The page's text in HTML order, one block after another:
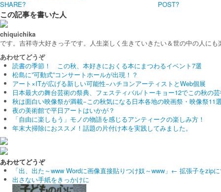
SHARE?
POST?
この記事を書いた人
chiquichika
です。吉祥寺大好きっ子です。人生楽しく生きていきたい＆世の中の人に
あわせてどうぞ
読書の季節！ この秋、本好きにおくる本にまつわるイベント7選
松島に”可動式”コンサートホールが出現！？
アート×ITが広げる新しい可能性−ハチヨンアーティストとWeb個展
日本最大の舞台芸術の祭典、フェスティバル/トーキョー12でこの秋の
秋は面白い映像祭が満載−この秋気になる日本各地の映画祭・映像祭11
夜の美術館で平日アートはいかが？
「自由に楽しもう」モノの物語を感じるアンティークの楽しみ方！
年末大掃除におススメ！話題の片付け本を実践してみました。
あわせてどうぞ
「出、出た～www Wordに画像直接貼りつけ奴～www」← 拡張子をzip
出さない手紙をきっかけに